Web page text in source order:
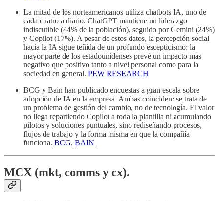
La mitad de los norteamericanos utiliza chatbots IA, uno de
cada cuatro a diario. ChatGPT mantiene un liderazgo
indiscutible (44% de la población), seguido por Gemini (24%)
y Copilot (17%). A pesar de estos datos, la percepción social
hacia la IA sigue teñida de un profundo escepticismo: la
mayor parte de los estadounidenses prevé un impacto más
negativo que positivo tanto a nivel personal como para la
sociedad en general. PEW RESEARCH
BCG y Bain han publicado encuestas a gran escala sobre
adopción de IA en la empresa. Ambas coinciden: se trata de
un problema de gestión del cambio, no de tecnología. El valor
no llega repartiendo Copilot a toda la plantilla ni acumulando
pilotos y soluciones puntuales, sino rediseñando procesos,
flujos de trabajo y la forma misma en que la compañía
funciona. BCG, BAIN
MCX (mkt, comms y cx).